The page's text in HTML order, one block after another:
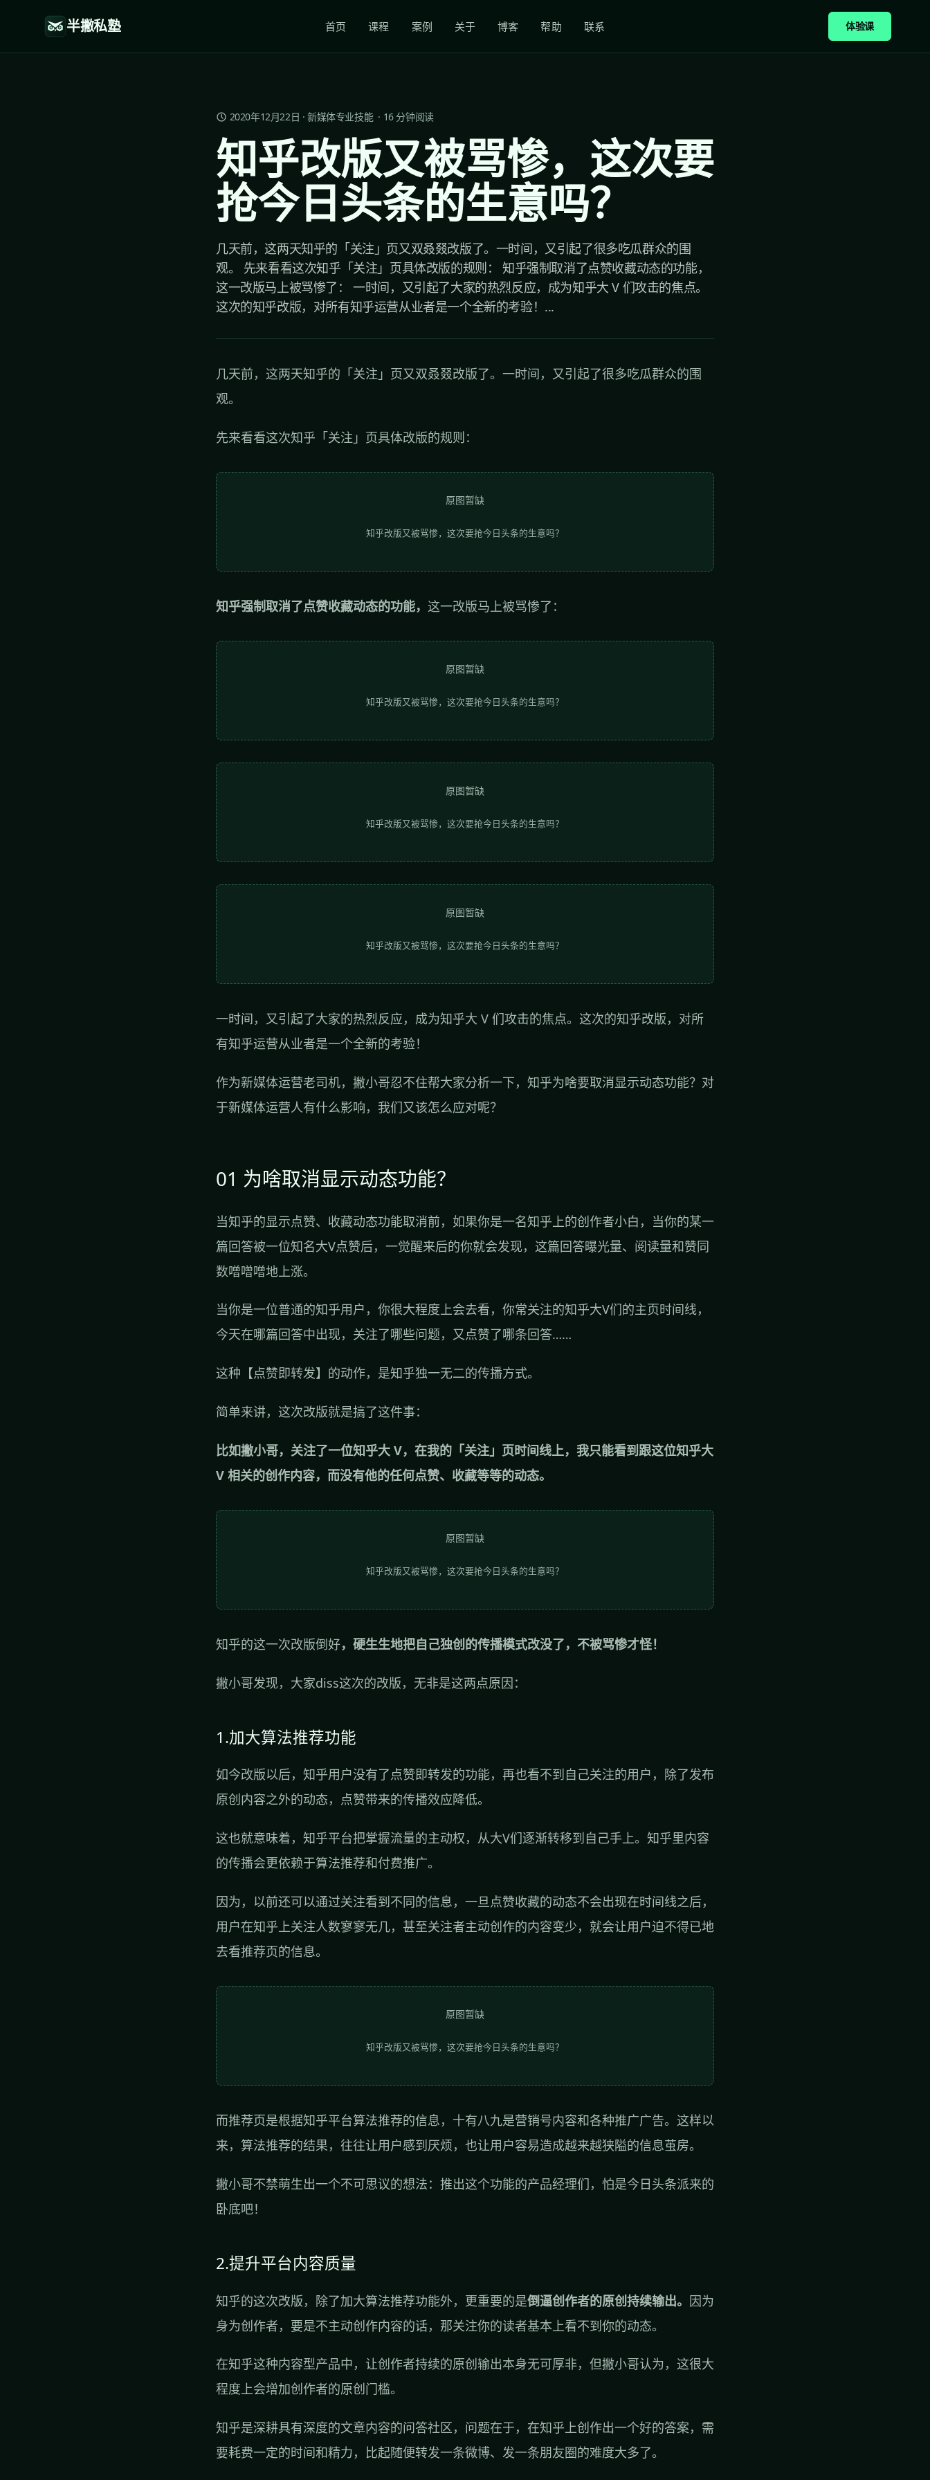
半撇私塾 首页 课程 案例 关于 博客 帮助 联系 体验课
2020年12月22日 ·新媒体专业技能· 16分钟阅读
知乎改版又被骂惨，这次要
抢今日头条的生意吗？
几天前，这两天知乎的「关注」页又双叒叕改版了。一时间，又引起了很多吃瓜群众的围
观。 先来看看这次知乎「关注」页具体改版的规则： 知乎强制取消了点赞收藏动态的功能，
这一改版马上被骂惨了： 一时间，又引起了大家的热烈反应，成为知乎大 V 们攻击的焦点。
这次的知乎改版，对所有知乎运营从业者是一个全新的考验！...
几天前，这两天知乎的「关注」页又双叒叕改版了。一时间，又引起了很多吃瓜群众的围
观。
先来看看这次知乎「关注」页具体改版的规则：
原图暂缺
知乎改版又被骂惨，这次要抢今日头条的生意吗？
知乎强制取消了点赞收藏动态的功能， 这一改版马上被骂惨了：
原图暂缺
知乎改版又被骂惨，这次要抢今日头条的生意吗？
原图暂缺
知乎改版又被骂惨，这次要抢今日头条的生意吗？
原图暂缺
知乎改版又被骂惨，这次要抢今日头条的生意吗？
一时间，又引起了大家的热烈反应，成为知乎大 V 们攻击的焦点。这次的知乎改版，对所
有知乎运营从业者是一个全新的考验！
作为新媒体运营老司机，撇小哥忍不住帮大家分析一下，知乎为啥要取消显示动态功能？对
于新媒体运营人有什么影响，我们又该怎么应对呢？
01 为啥取消显示动态功能？
当知乎的显示点赞、收藏动态功能取消前，如果你是一名知乎上的创作者小白，当你的某一
篇回答被一位知名大V点赞后，一觉醒来后的你就会发现，这篇回答曝光量、阅读量和赞同
数噌噌噌地上涨。
当你是一位普通的知乎用户，你很大程度上会去看，你常关注的知乎大V们的主页时间线，
今天在哪篇回答中出现，关注了哪些问题，又点赞了哪条回答……
这种【点赞即转发】的动作，是知乎独一无二的传播方式。
简单来讲，这次改版就是搞了这件事：
比如撇小哥，关注了一位知乎大 V，在我的「关注」页时间线上，我只能看到跟这位知乎大
V 相关的创作内容，而没有他的任何点赞、收藏等等的动态。
原图暂缺
知乎改版又被骂惨，这次要抢今日头条的生意吗？
知乎的这一次改版倒好，硬生生地把自己独创的传播模式改没了，不被骂惨才怪！
撇小哥发现，大家diss这次的改版，无非是这两点原因：
1.加大算法推荐功能
如今改版以后，知乎用户没有了点赞即转发的功能，再也看不到自己关注的用户，除了发布
原创内容之外的动态，点赞带来的传播效应降低。
这也就意味着，知乎平台把掌握流量的主动权，从大V们逐渐转移到自己手上。知乎里内容
的传播会更依赖于算法推荐和付费推广。
因为，以前还可以通过关注看到不同的信息，一旦点赞收藏的动态不会出现在时间线之后，
用户在知乎上关注人数寥寥无几，甚至关注者主动创作的内容变少，就会让用户迫不得已地
去看推荐页的信息。
原图暂缺
知乎改版又被骂惨，这次要抢今日头条的生意吗？
而推荐页是根据知乎平台算法推荐的信息，十有八九是营销号内容和各种推广广告。这样以
来，算法推荐的结果，往往让用户感到厌烦，也让用户容易造成越来越狭隘的信息茧房。
撇小哥不禁萌生出一个不可思议的想法：推出这个功能的产品经理们，怕是今日头条派来的
卧底吧！
2.提升平台内容质量
知乎的这次改版，除了加大算法推荐功能外，更重要的是倒逼创作者的原创持续输出。 因为
身为创作者，要是不主动创作内容的话，那关注你的读者基本上看不到你的动态。
在知乎这种内容型产品中，让创作者持续的原创输出本身无可厚非，但撇小哥认为，这很大
程度上会增加创作者的原创门槛。
知乎是深耕具有深度的文章内容的问答社区，问题在于，在知乎上创作出一个好的答案，需
要耗费一定的时间和精力，比起随便转发一条微博、发一条朋友圈的难度大多了。